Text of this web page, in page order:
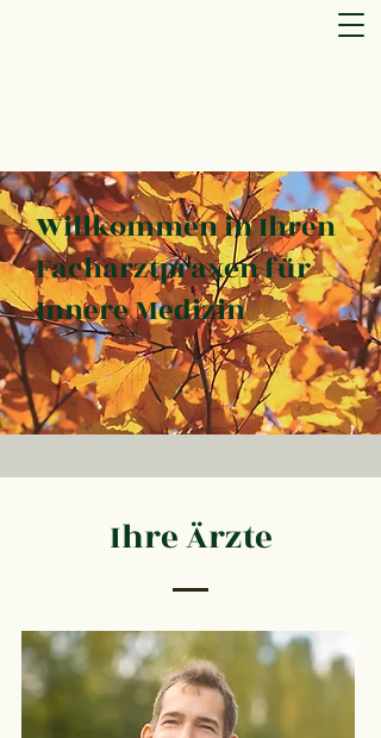
Willkommen in Ihren
Facharztpraxen für
Innere Medizin
Ihre Ärzte